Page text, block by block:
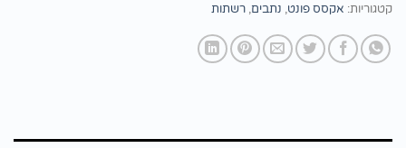
קטגוריות: אקסס פונט, נתבים, רשתות